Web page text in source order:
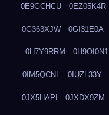
0E9GCHCU 0EZ05K4R
0G363XJW 0GI31E0A
0H7Y9RRM 0H9OI0N1
0IM5QCNL 0IUZL33Y
0JX5HAPI 0JXDX9ZM